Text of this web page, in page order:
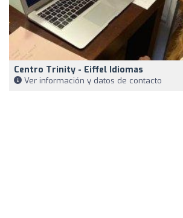
Centro Trinity - Eiffel Idiomas
Ver información y datos de contacto